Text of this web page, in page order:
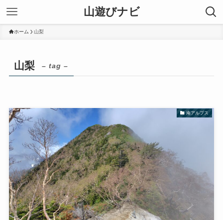
山遊びナビ
ホーム 山梨
山梨 – tag –
南アルプス